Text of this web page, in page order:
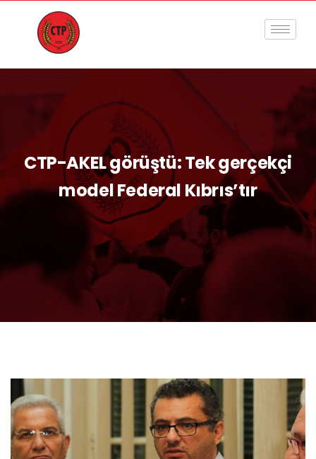
CTP-AKEL görüştü: Tek gerçekçi
model Federal Kıbrıs’tır